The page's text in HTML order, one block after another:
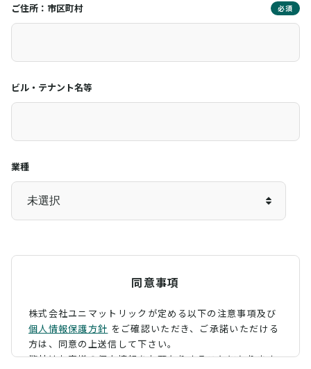
ご住所：市区町村 必須
ビル・テナント名等
業種
同意事項
株式会社ユニマットリックが定める以下の注意事項及び
個人情報保護方針 をご確認いただき、 ご承諾いただける
方は、同意の上送信して下さい。
弊社はお客様の個人情報をお預かりすることになります